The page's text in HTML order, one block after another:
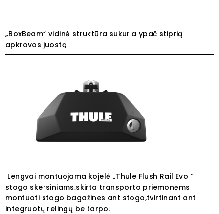
„BoxBeam“ vidinė struktūra sukuria ypač stiprią
apkrovos juostą
Lengvai montuojama kojelė „Thule Flush Rail Evo “
stogo skersiniams,skirta transporto priemonėms
montuoti stogo bagažines ant stogo,tvirtinant ant
integruotų relingų be tarpo.